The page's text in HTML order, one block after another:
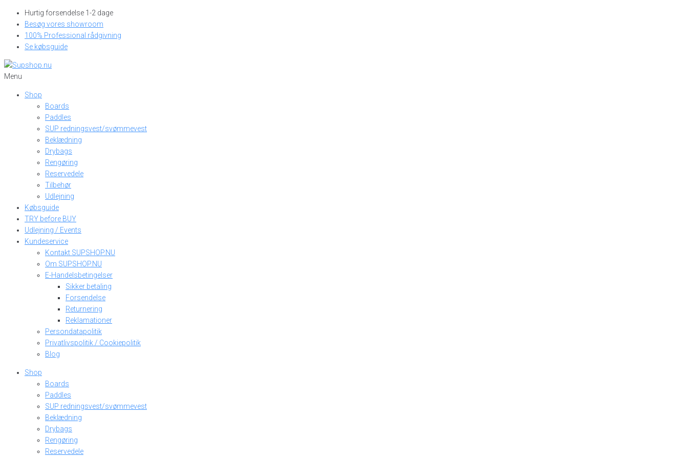
Skip
content
Hurtig forsendelse 1-2 dage
Besøg vores showroom
100% Professional rådgivning
Se købsguide
Menu
Shop
Boards
Paddles
SUP redningsvest/svømmevest
Beklædning
Drybags
Rengøring
Reservedele
Tilbehør
Udlejning
Købsguide
TRY before BUY
Udlejning / Events
Kundeservice
Kontakt SUPSHOP.NU
Om SUPSHOP.NU
E-Handelsbetingelser
Sikker betaling
Forsendelse
Returnering
Reklamationer
Persondatapolitik
Privatlivspolitik / Cookiepolitik
Blog
Shop
Boards
Paddles
SUP redningsvest/svømmevest
Beklædning
Drybags
Rengøring
Reservedele